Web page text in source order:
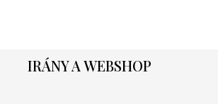
IRÁNY A WEBSHOP